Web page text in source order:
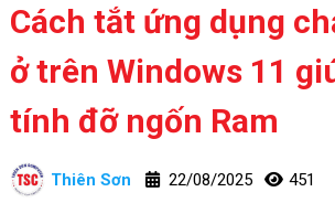
Cách tắt ứng dụng
ở trên Windows 11
tính đỡ ngốn Ram
Thiên Sơn 22/08/2025 451